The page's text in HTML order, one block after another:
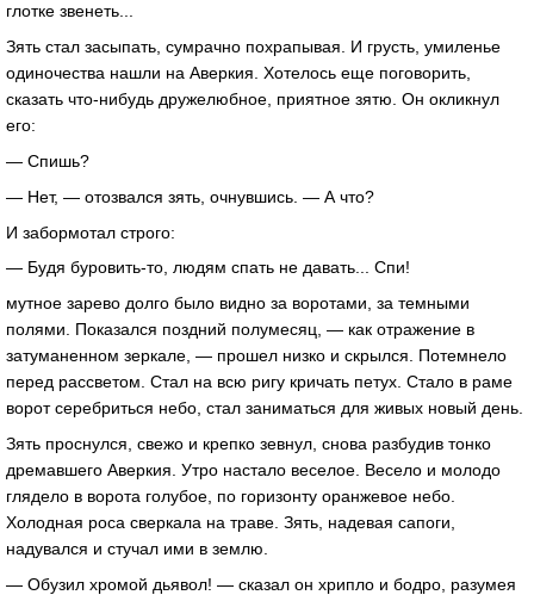
глотке звенеть...
Зять стал засыпать, сумрачно похрапывая. И грусть, умиленье
одиночества нашли на Аверкия. Хотелось еще поговорить,
сказать что-нибудь дружелюбное, приятное зятю. Он окликнул
его:
— Спишь?
— Нет, — отозвался зять, очнувшись. — А что?
И забормотал строго:
— Будя буровить-то, людям спать не давать... Спи!
мутное зарево долго было видно за воротами, за темными
полями. Показался поздний полумесяц, — как отражение в
затуманенном зеркале, — прошел низко и скрылся. Потемнело
перед рассветом. Стал на всю ригу кричать петух. Стало в раме
ворот серебриться небо, стал заниматься для живых новый день.
Зять проснулся, свежо и крепко зевнул, снова разбудив тонко
дремавшего Аверкия. Утро настало веселое. Весело и молодо
глядело в ворота голубое, по горизонту оранжевое небо.
Холодная роса сверкала на траве. Зять, надевая сапоги,
надувался и стучал ими в землю.
— Обузил хромой дьявол! — сказал он хрипло и бодро, разумея